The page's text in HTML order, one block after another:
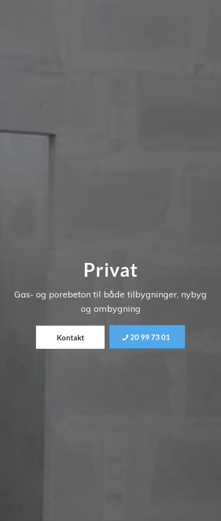
Privat
Gas- og porebeton til både tilbygninger, nybyg
og ombygning
Kontakt 20 99 73 01